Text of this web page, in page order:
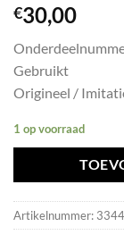
€30,00
Gebruikt
Origineel /
1 op voorraad
Artikelnummer: